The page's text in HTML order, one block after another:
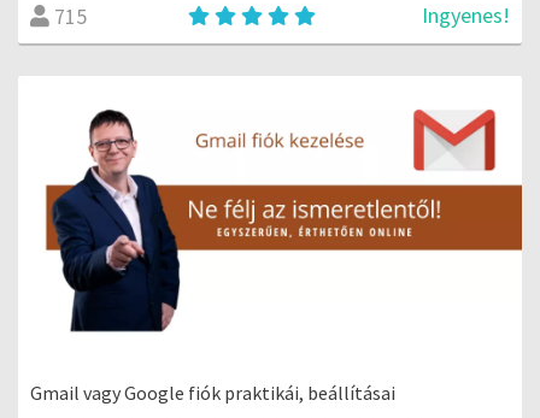
715 Ingyenes!
Gmail vagy Google fiók praktikái, beállításai